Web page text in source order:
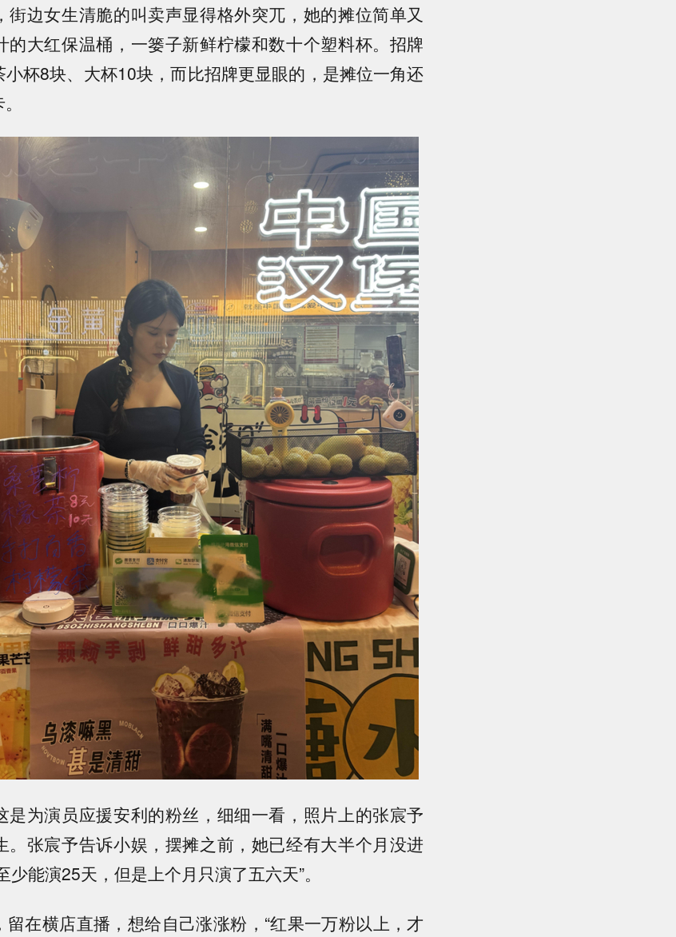
街边女生清脆的叫卖声显得格外突兀，她的摊位简单又
的大红保温桶，一篓子新鲜柠檬和数十个塑料杯。招牌
小杯8块、大杯10块，而比招牌更显眼的，是摊位一角还
是为演员应援安利的粉丝，细细一看，照片上的张宸予
。张宸予告诉小娱，摆摊之前，她已经有大半个月没进
少能演25天，但是上个月只演了五六天”。
在横店直播，想给自己涨涨粉，“红果一万粉以上，才